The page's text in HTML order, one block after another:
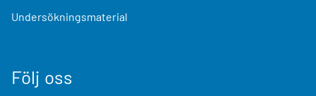
Undersökningsmaterial
Följ oss